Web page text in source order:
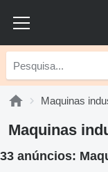
Maquinas
Maquinas
33 anúncios: